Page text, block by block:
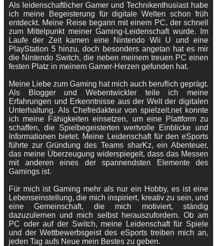
Als leidenschaftlicher Gamer und Technikenthusiast habe
ich meine Begeisterung für digitale Welten schon früh
entdeckt. Meine Reise begann mit einem PC, der schnell
zum Mittelpunkt meiner Gaming-Leidenschaft wurde. Im
Laufe der Zeit kamen eine Nintendo Wii U und eine
PlayStation 5 hinzu, doch besonders angetan hat es mir
die Nintendo Switch, die neben meinem treuen PC einen
festen Platz in meinem Gamer-Herzen gefunden hat.
Meine Liebe zum Gaming hat mich auch beruflich geprägt.
Als Blogger und Webentwickler teile ich meine
Erfahrungen und Erkenntnisse aus der Welt der digitalen
Unterhaltung. Als Chefredakteur von spielzeit.net konnte
ich meine Fähigkeiten einsetzen, um eine Plattform zu
schaffen, die Spielbegeisterten wertvolle Einblicke und
Informationen bietet. Meine Leidenschaft für den eSports
führte zur Gründung des Teams sharKz, ein Abenteuer,
das meine Überzeugung widerspiegelt, dass das Messen
mit anderen eines der spannendsten Elemente des
Gamings ist.
Für mich ist Gaming mehr als nur ein Hobby, es ist eine
Lebenseinstellung, die mich inspiriert, kreativ zu sein, und
eine Gemeinschaft, die mich motiviert, ständig
dazuzulernen und mich selbst herauszufordern. Ob am
PC oder auf der Switch, meine Leidenschaft für Spiele
und der Wettbewerbsgeist des eSports treiben mich an,
jeden Tag aufs Neue mein Bestes zu geben.